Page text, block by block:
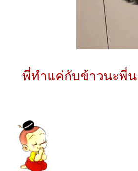
พี่ทำแค่กับข้าวนะพี่น